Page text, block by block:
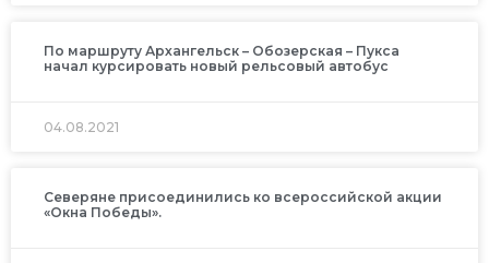
По маршруту Архангельск – Обозерская – Пукса
начал курсировать новый рельсовый автобус
04.08.2021
Северяне присоединились ко всероссийской акции
«Окна Победы».